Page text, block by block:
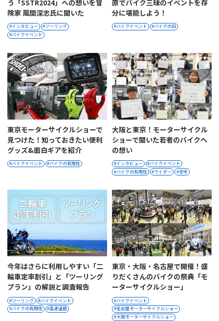
う「SSTR2024」への想いを冒
険家 風間深志氏に聞いた
インタビュー
ツーリング
バイクイベント
原でバイク三昧のイベントを存
分に堪能しよう！
バイクイベント バイクの日
​​東京モーターサイクルショーで
見つけた！知っておきたい便利
グッズ&面白ギアを紹​​介​
バイクイベント バイクの有用性
大阪と東京！モーターサイクル
ショーで聞いた若者のバイクへ
の想い
インタビュー
バイクイベント
バイクの有用性
ライダー 安全
​​今年はさらに利用しやすい「二
輪車定率割引」と「ツーリング
プラン」の解説と調査報告​
ツーリング
バイクイベント
バイクの有用性
高速道路
東京・大阪・名古屋で開催！盛
りだくさんのバイクの祭典「モ
ーターサイクルショー」
バイクイベント
名古屋モーターサイクルショー
大阪モーターサイクルショー